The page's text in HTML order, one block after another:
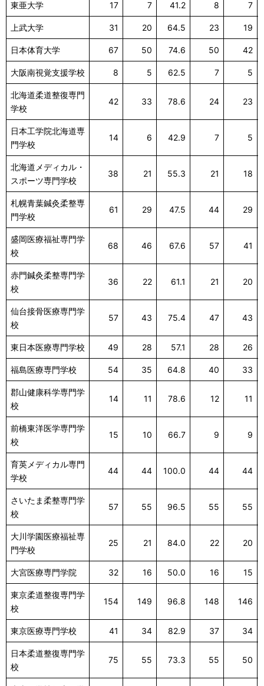
東亜大学 17 7 41.2 8 7
上武大学 31 20 64.5 23 19
日本体育大学 67 50 74.6 50 42
大阪南視覚支援学校 8 5 62.5 7 5
北海道柔道整復専門
学校
42 33 78.6 24 23
日本工学院北海道専
門学校
14 6 42.9 7 5
北海道メディカル・
スポーツ専門学校
38 21 55.3 21 18
札幌青葉鍼灸柔整専
門学校
61 29 47.5 44 29
盛岡医療福祉専門学
校
68 46 67.6 57 41
赤門鍼灸柔整専門学
校
36 22 61.1 21 20
仙台接骨医療専門学
校
57 43 75.4 47 43
東日本医療専門学校 49 28 57.1 28 26
福島医療専門学校 54 35 64.8 40 33
郡山健康科学専門学
校
14 11 78.6 12 11
前橋東洋医学専門学
校
15 10 66.7 9 9
育英メディカル専門
学校
44 44 100.0 44 44
さいたま柔整専門学
校
57 55 96.5 55 55
大川学園医療福祉専
門学校
25 21 84.0 22 20
大宮医療専門学院 32 16 50.0 16 15
東京柔道整復専門学
校
154 149 96.8 148 146
東京医療専門学校 41 34 82.9 37 34
日本柔道整復専門学
校
75 55 73.3 55 50